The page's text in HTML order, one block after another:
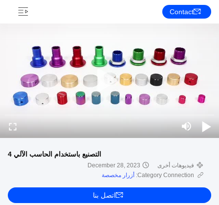
Contact
التصنيع باستخدام الحاسب الآلي 4
فيديوهات أخرى
December 28, 2023
Category Connection:
أزرار مخصصة
اتصل بنا